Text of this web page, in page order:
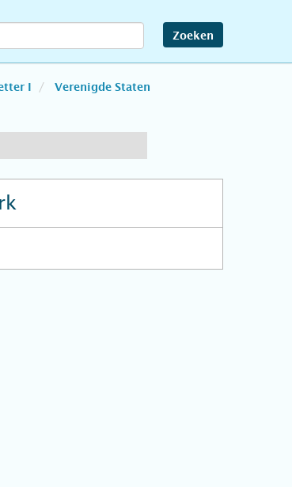
Zoeken
I
Verenigde Staten